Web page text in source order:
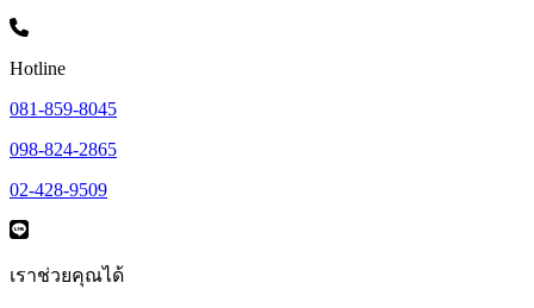
Hotline
081-859-8045
098-824-2865
02-428-9509
เราช่วยคุณได้